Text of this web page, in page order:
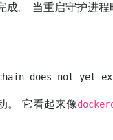
成。 当重启守护进
does not yet
。 它看起来像